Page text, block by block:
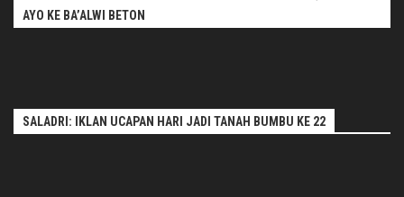
AYO KE BA’ALWI BETON
SALADRI: IKLAN UCAPAN HARI JADI TANAH BUMBU KE 22